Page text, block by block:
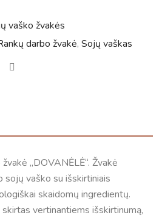
vaško žvakės
darbo žvakė, Sojų vaškas
Pinterest
„DOVANĖLĖ“. Žvakė
vaško su išskirtiniais
skaidomų ingredientų.
vertinantiems išskirtinumą,